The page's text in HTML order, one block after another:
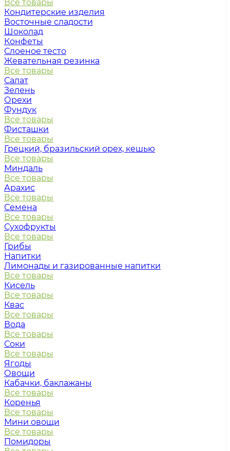
Все товары
Кондитерские изделия
Восточные сладости
Шоколад
Конфеты
Слоеное тесто
Жевательная резинка
Все товары
Салат
Зелень
Орехи
Фундук
Все товары
Фисташки
Все товары
Грецкий, бразильский орех, кешью
Все товары
Миндаль
Все товары
Арахис
Все товары
Семена
Все товары
Сухофрукты
Все товары
Грибы
Напитки
Лимонады и газированные напитки
Все товары
Кисель
Все товары
Квас
Все товары
Вода
Все товары
Соки
Все товары
Ягоды
Овощи
Кабачки, баклажаны
Все товары
Коренья
Все товары
Мини овощи
Все товары
Помидоры